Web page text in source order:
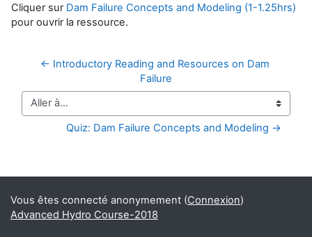
Cliquer sur Dam Failure Concepts and Modeling (1-1.25hrs)
pour ouvrir la ressource.
← Introductory Reading and Resources on Dam
Failure
Aller à…
Quiz: Dam Failure Concepts and Modeling →
Blocs supplémentaires
Vous êtes connecté anonymement (Connexion)
Advanced Hydro Course-2018